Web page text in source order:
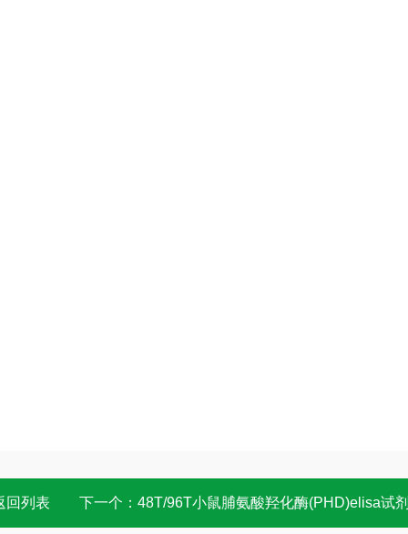
回列表 下一个： 48T/96T小鼠脯氨酸羟化酶(PHD)elisa试剂盒 操